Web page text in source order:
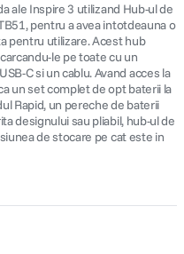
ale Inspire 3 utilizand Hub-ul de
pentru a avea intotdeauna o
pentru utilizare. Acest hub
le pe toate cu un
C si un cablu. Avand acces la
un set complet de opt baterii la
Rapid, un pereche de baterii
designului sau pliabil, hub-ul de
de stocare pe cat este in